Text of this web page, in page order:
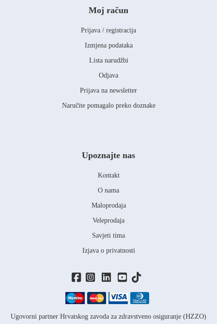
Moj račun
Prijava / registracija
Izmjena podataka
Lista narudžbi
Odjava
Prijava na newsletter
Naručite pomagalo preko doznake
Ugovorni partner Hrvatskog zavoda za zdravstveno osiguranje (HZZO)
Upoznajte nas
Kontakt
O nama
Maloprodaja
Veleprodaja
Savjeti tima
Izjava o privatnosti